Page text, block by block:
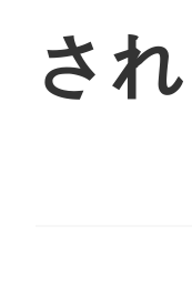
さ